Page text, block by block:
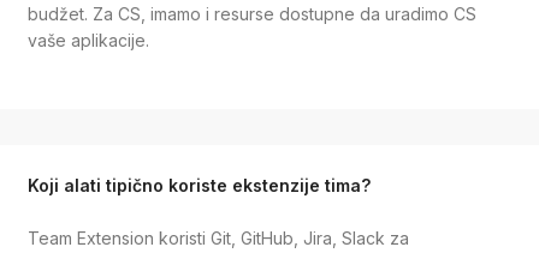
budžet. Za CS, imamo i resurse dostupne da uradimo CS
vaše aplikacije.
Koji alati tipično koriste ekstenzije tima?
Team Extension koristi Git, GitHub, Jira, Slack za